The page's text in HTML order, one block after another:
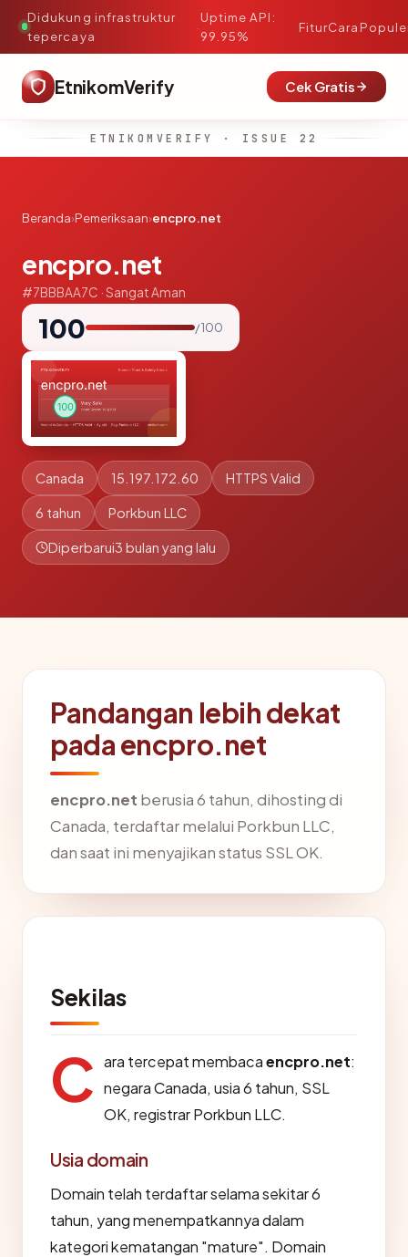
Didukung infrastruktur
tepercaya
·
Uptime API:
99.95%
FiturCara
EtnikomVerify Cek Gratis
ETNIKOMVERIFY · ISSUE 22
Beranda›Pemeriksaan›encpro.net
encpro.net
#7BBBAA7C · Sangat Aman
100 / 100
Canada 15.197.172.60 HTTPS Valid
6 tahun Porkbun LLC
Diperbarui3 bulan yang lalu
Pandangan lebih dekat
pada encpro.net
encpro.net berusia 6 tahun, dihosting di
Canada, terdaftar melalui Porkbun LLC,
dan saat ini menyajikan status SSL OK.
Sekilas
C ara tercepat membacaencpro.net:
negara Canada, usia 6 tahun, SSL
OK, registrar Porkbun LLC.
Usia domain
Domain telah terdaftar selama sekitar 6
tahun, yang menempatkannya dalam
kategori kematangan "mature". Domain